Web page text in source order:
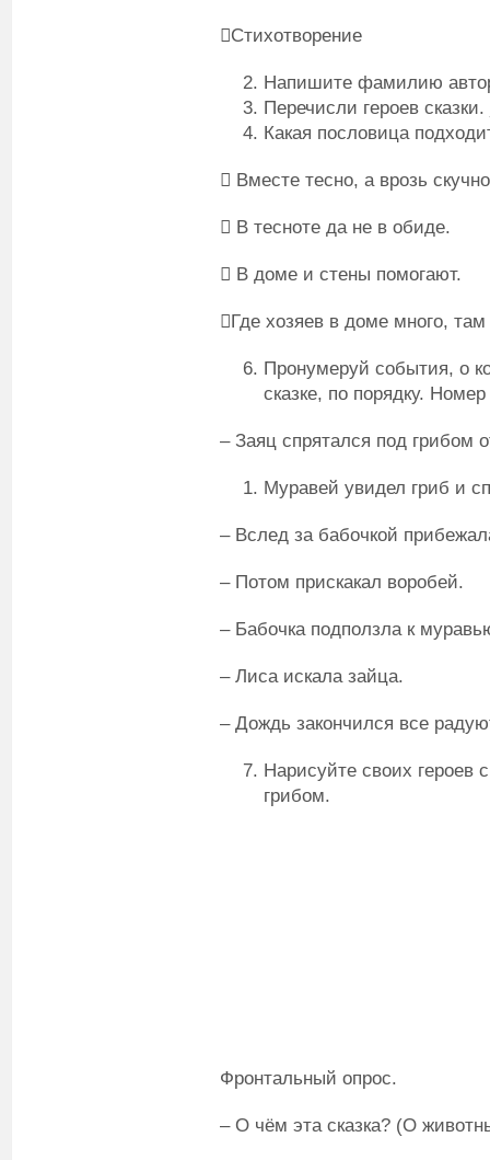
Стихотворение
Напишите фамилию
Перечисли героев
Какая пословица
 Вместе тесно, а врозь
 В тесноте да не в обиде.
 В доме и стены помогают.
Где хозяев в доме много, там
Пронумеруй события, о
сказке, по порядку.
– Заяц спрятался под грибом
Муравей увидел гриб и
– Вслед за бабочкой
– Потом прискакал воробей.
– Бабочка подползла к
– Лиса искала зайца.
– Дождь закончился все
Нарисуйте своих героев
грибом.
Фронтальный опрос.
– О чём эта сказка? (О